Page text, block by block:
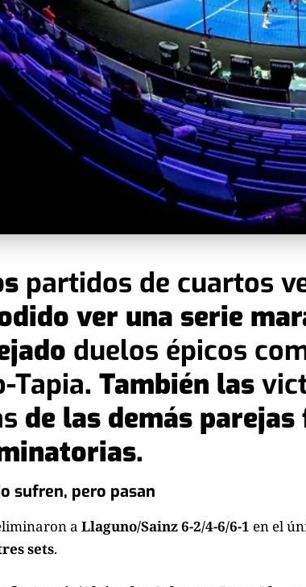
partidos de cuartos
ver una serie
duelos épicos
Tapia. También las
de las demás
sufren, pero pasan
a Llaguno/Sainz6-2/4-6/6-1 en el
sets.